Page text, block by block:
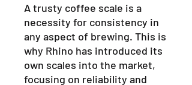
A trusty coffee scale is a
necessity for consistency in
any aspect of brewing. This is
why Rhino has introduced its
own scales into the market,
focusing on reliability and